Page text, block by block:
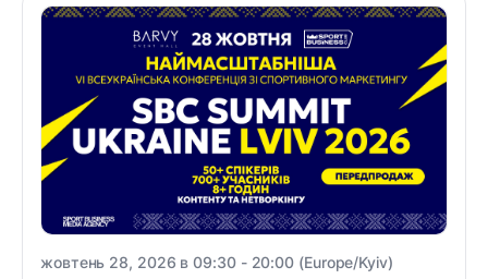
жовтень 28, 2026 в 09:30 - 20:00 (Europe/Kyiv)